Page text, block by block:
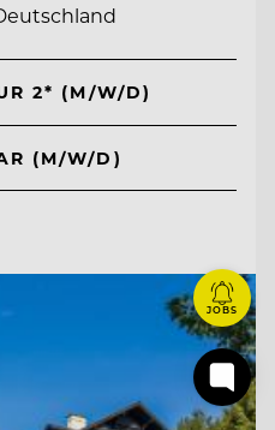
2* (M/W/D)
(M/W/D)
JOBS